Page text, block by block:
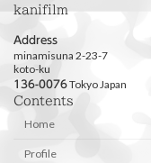
kanifilm
Address
minamisuna 2-23-7
koto-ku
136-0076Tokyo Japan
Contents
Home
Profile